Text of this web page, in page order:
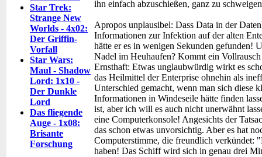
Star Trek:
Strange New
Worlds - 4x02:
Der Griffin-
Vorfall
Star Wars:
Maul - Shadow
Lord: 1x10 -
Der Dunkle
Lord
Das fliegende
Auge - 1x08:
Brisante
Forschung
ihn einfach abzuschießen, ganz zu
Apropos unplausibel: Dass Data in der
Informationen zur Infektion auf der alten
hätte er es in wenigen Sekunden gefunden!
Nadel im Heuhaufen? Kommt ein
Ernsthaft: Etwas unglaubwürdig wirkt es
das Heilmittel der Enterprise ohnehin als
Unterschied gemacht, wenn man sich diese
Informationen in Windeseile hätte finden
ist, aber ich will es auch nicht unerwähnt
eine Computerkonsole! Angesichts der
das schon etwas unvorsichtig. Aber es hat
Computerstimme, die freundlich verkündet:
haben! Das Schiff wird sich in genau drei